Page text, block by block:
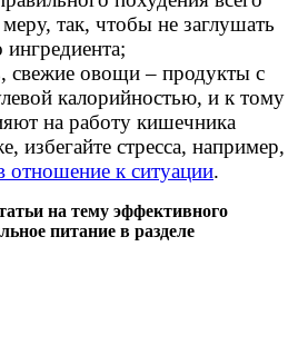
так, чтобы не заглушать
ингредиента;
свежие овощи – продукты с
калорийностью, и к тому
на работу кишечника
избегайте стресса, например,
отношение к ситуации.
на тему эффективного
питание в разделе